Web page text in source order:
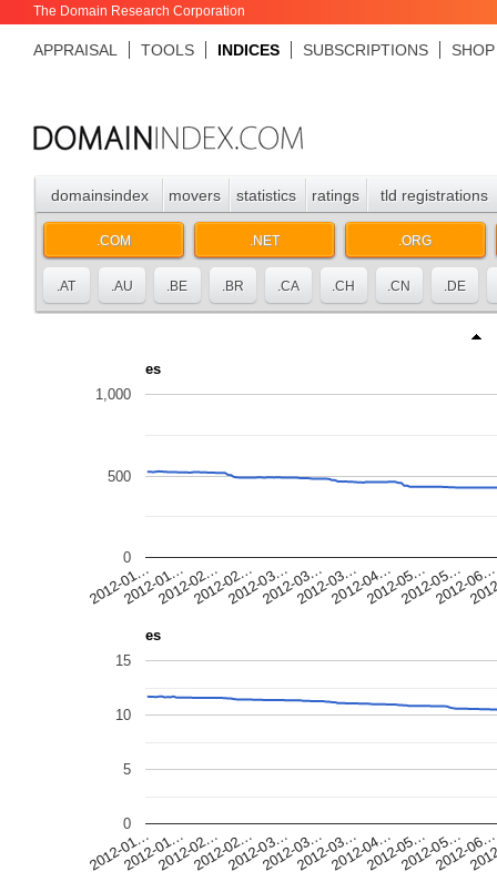
The Domain Research Corporation
APPRAISAL TOOLS INDICES SUBSCRIPTIONS SHOP
domainsindex movers statistics ratings tld registrations
.COM .NET .ORG
.AT .AU .BE .BR .CA .CH .CN .DE
es
2012-01…2012-01…2012-02…2012-02…2012-03…2012-03…2012-03…2012-04…2012-05…2012-05…2012-06…
0
500
1,000
es
2012-01…2012-01…2012-02…2012-02…2012-03…2012-03…2012-03…2012-04…2012-05…2012-05…2012-06…
0
5
10
15